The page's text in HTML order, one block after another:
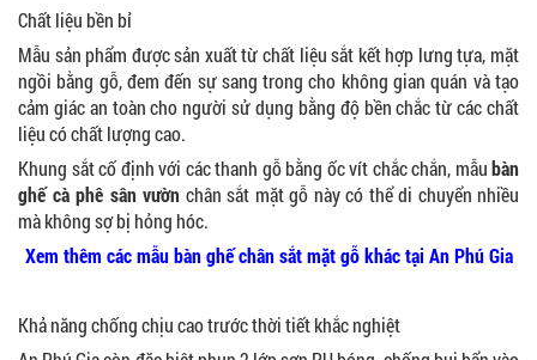
Chất liệu bền bỉ
Mẫu sản phẩm được sản xuất từ chất liệu sắt kết hợp lưng tựa, mặt
ngồi bằng gỗ, đem đến sự sang trong cho không gian quán và tạo
cảm giác an toàn cho người sử dụng bằng độ bền chắc từ các chất
liệu có chất lượng cao.
Khung sắt cố định với các thanh gỗ bằng ốc vít chắc chắn, mẫubàn
ghế cà phê sân vườn chân sắt mặt gỗ này có thể di chuyển nhiều
mà không sợ bị hỏng hóc.
Xem thêm các mẫu bàn ghế chân sắt mặt gỗ khác tại An Phú Gia
Khả năng chống chịu cao trước thời tiết khắc nghiệt